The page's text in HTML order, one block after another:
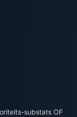
substats OF